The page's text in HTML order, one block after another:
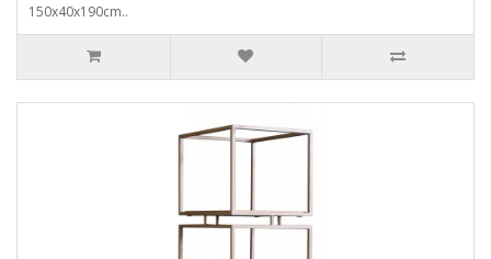
150x40x190cm..